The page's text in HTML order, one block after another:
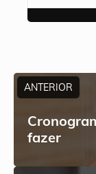
ANTERIOR
fazer